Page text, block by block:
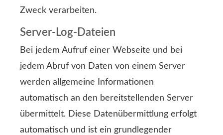
Zweck verarbeiten.
Server-Log-Dateien
Bei jedem Aufruf einer Webseite und bei
jedem Abruf von Daten von einem Server
werden allgemeine Informationen
automatisch an den bereitstellenden Server
übermittelt. Diese Datenübermittlung erfolgt
automatisch und ist ein grundlegender